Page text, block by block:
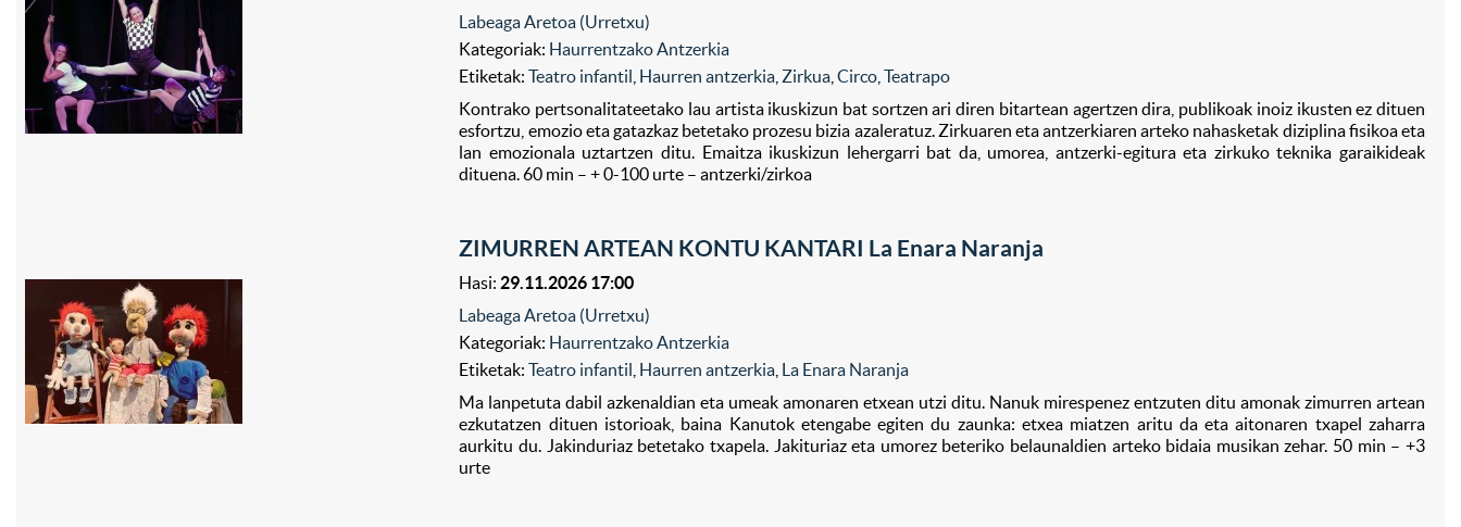
Labeaga Aretoa (Urretxu)
Kategoriak: Haurrentzako Antzerkia
Etiketak:Teatro infantil Haurren antzerkia Zirkua ,Circo ,Teatrapo
Kontrako pertsonalitateetako lau artista ikuskizun bat sortzen ari diren bitartean agertzen dira, publikoak inoiz ikusten ez dituen
esfortzu, emozio eta gatazkaz betetako prozesu bizia azaleratuz. Zirkuaren eta antzerkiaren arteko nahasketak diziplina fisikoa eta
lan emozionala uztartzen ditu. Emaitza ikuskizun lehergarri bat da, umorea, antzerki-egitura eta zirkuko teknika garaikideak
dituena. 60 min – + 0-100 urte – antzerki/zirkoa
ZIMURREN ARTEAN KONTU KANTARI La Enara Naranja
Hasi: 29.11.2026 17:00
Labeaga Aretoa (Urretxu)
Kategoriak: Haurrentzako Antzerkia
Etiketak:Teatro infantil Haurren antzerkia La Enara Naranja
Ma lanpetuta dabil azkenaldian eta umeak amonaren etxean utzi ditu. Nanuk mirespenez entzuten ditu amonak zimurren artean
ezkutatzen dituen istorioak, baina Kanutok etengabe egiten du zaunka: etxea miatzen aritu da eta aitonaren txapel zaharra
aurkitu du. Jakinduriaz betetako txapela. Jakituriaz eta umorez beteriko belaunaldien arteko bidaia musikan zehar. 50 min – +3
urte